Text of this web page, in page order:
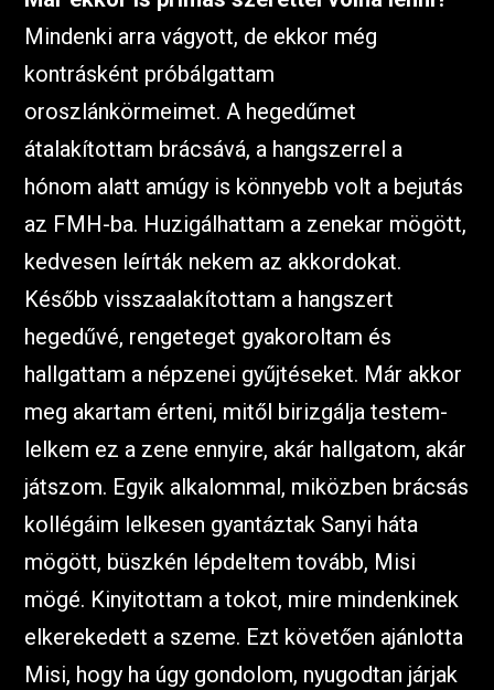
Mindenki arra vágyott, de ekkor még
kontrásként próbálgattam
oroszlánkörmeimet. A hegedűmet
átalakítottam brácsává, a hangszerrel a
hónom alatt amúgy is könnyebb volt a bejutás
az FMH-ba. Huzigálhattam a zenekar mögött,
kedvesen leírták nekem az akkordokat.
Később visszaalakítottam a hangszert
hegedűvé, rengeteget gyakoroltam és
hallgattam a népzenei gyűjtéseket. Már akkor
meg akartam érteni, mitől birizgálja testem-
lelkem ez a zene ennyire, akár hallgatom, akár
játszom. Egyik alkalommal, miközben brácsás
kollégáim lelkesen gyantáztak Sanyi háta
mögött, büszkén lépdeltem tovább, Misi
mögé. Kinyitottam a tokot, mire mindenkinek
elkerekedett a szeme. Ezt követően ajánlotta
Misi, hogy ha úgy gondolom, nyugodtan járjak